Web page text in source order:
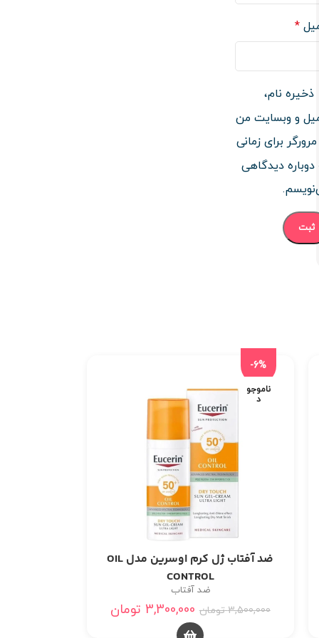
*
ذخیره نام،
و وبسایت من
برای زمانی
دیدگاهی
-6%
ناموجو
د
ضد آفتاب ژل کرم اوسرین مدل OIL
CONTROL
ضد آفتاب
3,500,000 تومان 3,300,000 تومان